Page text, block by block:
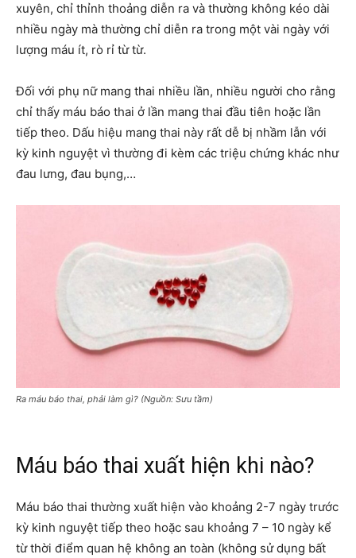
xuyên, chỉ thỉnh thoảng diễn ra và thường không kéo dài
nhiều ngày mà thường chỉ diễn ra trong một vài ngày với
lượng máu ít, rò rỉ từ từ.
Đối với phụ nữ mang thai nhiều lần, nhiều người cho rằng
chỉ thấy máu báo thai ở lần mang thai đầu tiên hoặc lần
tiếp theo. Dấu hiệu mang thai này rất dễ bị nhầm lẫn với
kỳ kinh nguyệt vì thường đi kèm các triệu chứng khác như
đau lưng, đau bụng,…
Ra máu báo thai, phải làm gì? (Nguồn: Sưu tầm)
Máu báo thai xuất hiện khi nào?
Máu báo thai thường xuất hiện vào khoảng 2-7 ngày trước
kỳ kinh nguyệt tiếp theo hoặc sau khoảng 7 – 10 ngày kể
từ thời điểm quan hệ không an toàn (không sử dụng bất